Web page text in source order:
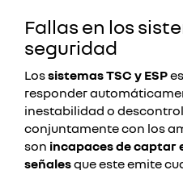
Fallas en los
seguridad
Lossistemas TSC y ESP
responder
inestabilidad o
conjuntamente con los
son incapaces de captar
señalesque este emite